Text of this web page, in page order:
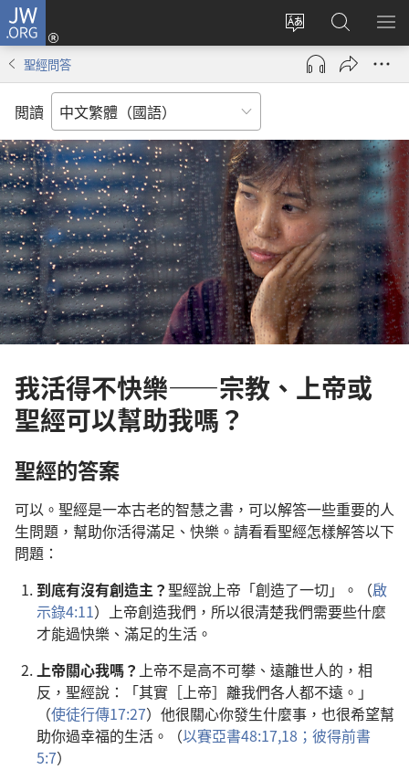
JW.ORG
更
改
網
言
登
入
（開
窗）
搜
尋
JW.ORG
顯
聖經問答
閲讀
我活得不快樂——宗教、上帝或
聖經可以幫助我嗎？
聖經的答案
可以。聖經是一本古老的智慧之書，可以解答一些重要的人
生問題，幫助你活得滿足、快樂。請看看聖經怎樣解答以下
問題：
到底有沒有創造主？聖經說上帝「創造了一切」。（啟
示錄4:11）上帝創造我們，所以很清楚我們需要些什麼
才能過快樂、滿足的生活。
上帝關心我嗎？ 上帝不是高不可攀、遠離世人的，相
反，聖經說：「其實［上帝］離我們各人都不遠。」
（使徒行傳17:27）他很關心你發生什麼事，也很希望幫
助你過幸福的生活。（以賽亞書48:17,18； 彼得前書
5:7）